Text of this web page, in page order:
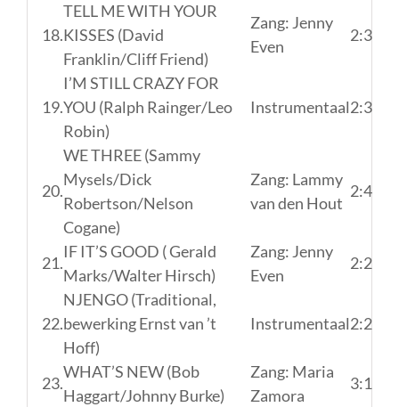
18.
TELL ME WITH YOUR
KISSES (David
Franklin/Cliff Friend)
Zang: Jenny
Even
2:31
19.
I’M STILL CRAZY FOR
YOU (Ralph Rainger/Leo
Robin)
Instrumentaal2:36
20.
WE THREE (Sammy
Mysels/Dick
Robertson/Nelson
Cogane)
Zang: Lammy
van den Hout
2:41
21.
IF IT’S GOOD ( Gerald
Marks/Walter Hirsch)
Zang: Jenny
Even
2:25
22.
NJENGO (Traditional,
bewerking Ernst van ’t
Hoff)
Instrumentaal2:20
23.
WHAT’S NEW (Bob
Haggart/Johnny Burke)
Zang: Maria
Zamora
3:16